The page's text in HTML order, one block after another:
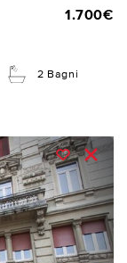
1.700€
2 Bagni